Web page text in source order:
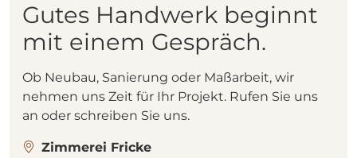
Gutes Handwerk beginnt
mit einem Gespräch.
Ob Neubau, Sanierung oder Maßarbeit, wir
nehmen uns Zeit für Ihr Projekt. Rufen Sie uns
an oder schreiben Sie uns.
Zimmerei Fricke